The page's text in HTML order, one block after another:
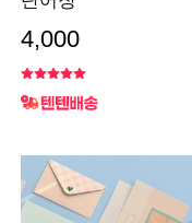
4,000